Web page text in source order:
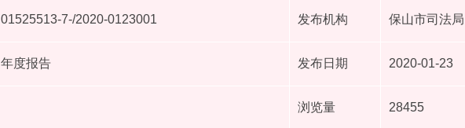
01525513-7-/2020-0123001 发布机构 保山市司法局
年度报告 发布日期 2020-01-23
浏览量 28455